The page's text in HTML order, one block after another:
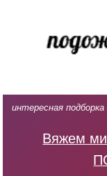
интересная
Вяжем